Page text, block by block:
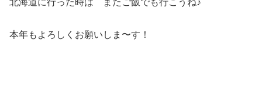
本年もよろしくお願いしま〜す！